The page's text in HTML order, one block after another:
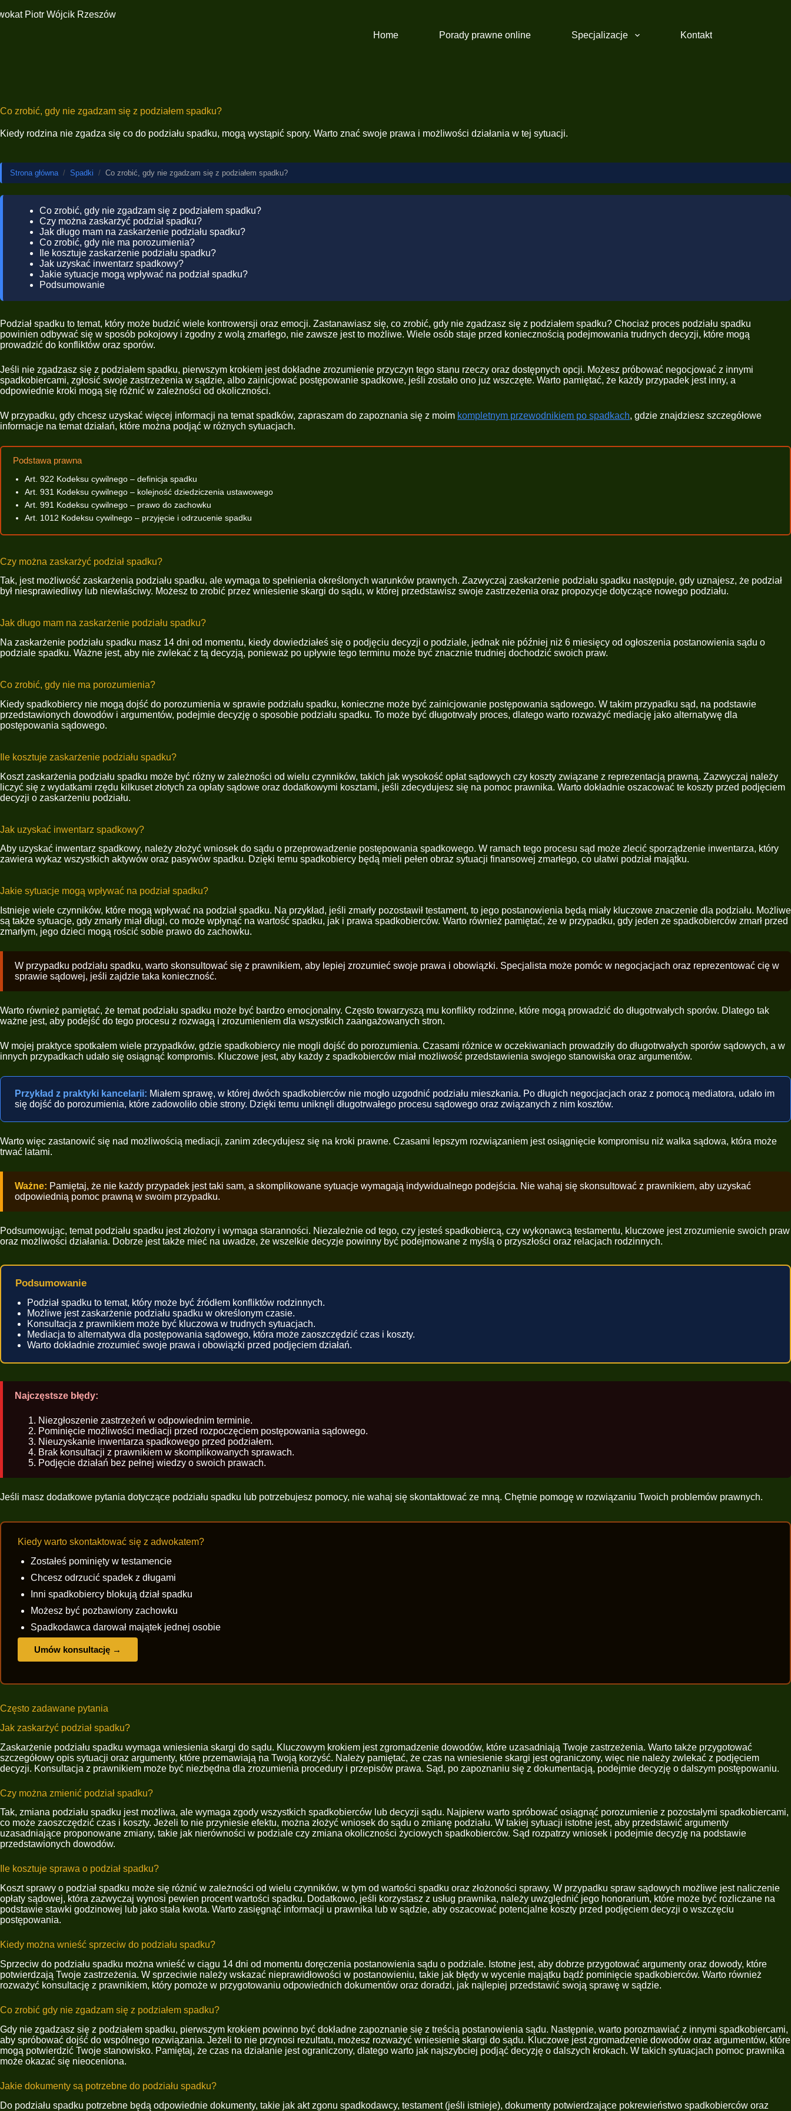
Home Porady prawne online Specjalizacje Kontakt
Co zrobić, gdy nie zgadzam się z podziałem spadku?
Kiedy rodzina nie zgadza się co do podziału spadku, mogą wystąpić spory. Warto znać swoje prawa i możliwości działania w tej sytuacji.
Strona główna / Spadki / Co zrobić, gdy nie zgadzam się z podziałem spadku?
Co zrobić, gdy nie zgadzam się z podziałem spadku?
Czy można zaskarżyć podział spadku?
Jak długo mam na zaskarżenie podziału spadku?
Co zrobić, gdy nie ma porozumienia?
Ile kosztuje zaskarżenie podziału spadku?
Jak uzyskać inwentarz spadkowy?
Jakie sytuacje mogą wpływać na podział spadku?
Podsumowanie
Podział spadku to temat, który może budzić wiele kontrowersji oraz emocji. Zastanawiasz się, co zrobić, gdy nie zgadzasz się z podziałem spadku? Chociaż proces podziału spadku
powinien odbywać się w sposób pokojowy i zgodny z wolą zmarłego, nie zawsze jest to możliwe. Wiele osób staje przed koniecznością podejmowania trudnych decyzji, które mogą
prowadzić do konfliktów oraz sporów.
Jeśli nie zgadzasz się z podziałem spadku, pierwszym krokiem jest dokładne zrozumienie przyczyn tego stanu rzeczy oraz dostępnych opcji. Możesz próbować negocjować z innymi
spadkobiercami, zgłosić swoje zastrzeżenia w sądzie, albo zainicjować postępowanie spadkowe, jeśli zostało ono już wszczęte. Warto pamiętać, że każdy przypadek jest inny, a
odpowiednie kroki mogą się różnić w zależności od okoliczności.
W przypadku, gdy chcesz uzyskać więcej informacji na temat spadków, zapraszam do zapoznania się z moim kompletnym przewodnikiem po spadkach, gdzie znajdziesz szczegółowe
informacje na temat działań, które można podjąć w różnych sytuacjach.
Podstawa prawna
Art. 922 Kodeksu cywilnego – definicja spadku
Art. 931 Kodeksu cywilnego – kolejność dziedziczenia ustawowego
Art. 991 Kodeksu cywilnego – prawo do zachowku
Art. 1012 Kodeksu cywilnego – przyjęcie i odrzucenie spadku
Czy można zaskarżyć podział spadku?
Tak, jest możliwość zaskarżenia podziału spadku, ale wymaga to spełnienia określonych warunków prawnych. Zazwyczaj zaskarżenie podziału spadku następuje, gdy uznajesz, że podział
był niesprawiedliwy lub niewłaściwy. Możesz to zrobić przez wniesienie skargi do sądu, w której przedstawisz swoje zastrzeżenia oraz propozycje dotyczące nowego podziału.
Jak długo mam na zaskarżenie podziału spadku?
Na zaskarżenie podziału spadku masz 14 dni od momentu, kiedy dowiedziałeś się o podjęciu decyzji o podziale, jednak nie później niż 6 miesięcy od ogłoszenia postanowienia sądu o
podziale spadku. Ważne jest, aby nie zwlekać z tą decyzją, ponieważ po upływie tego terminu może być znacznie trudniej dochodzić swoich praw.
Co zrobić, gdy nie ma porozumienia?
Kiedy spadkobiercy nie mogą dojść do porozumienia w sprawie podziału spadku, konieczne może być zainicjowanie postępowania sądowego. W takim przypadku sąd, na podstawie
przedstawionych dowodów i argumentów, podejmie decyzję o sposobie podziału spadku. To może być długotrwały proces, dlatego warto rozważyć mediację jako alternatywę dla
postępowania sądowego.
Ile kosztuje zaskarżenie podziału spadku?
Koszt zaskarżenia podziału spadku może być różny w zależności od wielu czynników, takich jak wysokość opłat sądowych czy koszty związane z reprezentacją prawną. Zazwyczaj należy
liczyć się z wydatkami rzędu kilkuset złotych za opłaty sądowe oraz dodatkowymi kosztami, jeśli zdecydujesz się na pomoc prawnika. Warto dokładnie oszacować te koszty przed podjęciem
decyzji o zaskarżeniu podziału.
Jak uzyskać inwentarz spadkowy?
Aby uzyskać inwentarz spadkowy, należy złożyć wniosek do sądu o przeprowadzenie postępowania spadkowego. W ramach tego procesu sąd może zlecić sporządzenie inwentarza, który
zawiera wykaz wszystkich aktywów oraz pasywów spadku. Dzięki temu spadkobiercy będą mieli pełen obraz sytuacji finansowej zmarłego, co ułatwi podział majątku.
Jakie sytuacje mogą wpływać na podział spadku?
Istnieje wiele czynników, które mogą wpływać na podział spadku. Na przykład, jeśli zmarły pozostawił testament, to jego postanowienia będą miały kluczowe znaczenie dla podziału. Możliwe
są także sytuacje, gdy zmarły miał długi, co może wpłynąć na wartość spadku, jak i prawa spadkobierców. Warto również pamiętać, że w przypadku, gdy jeden ze spadkobierców zmarł przed
zmarłym, jego dzieci mogą rościć sobie prawo do zachowku.
W przypadku podziału spadku, warto skonsultować się z prawnikiem, aby lepiej zrozumieć swoje prawa i obowiązki. Specjalista może pomóc w negocjacjach oraz reprezentować cię w
sprawie sądowej, jeśli zajdzie taka konieczność.
Warto również pamiętać, że temat podziału spadku może być bardzo emocjonalny. Często towarzyszą mu konflikty rodzinne, które mogą prowadzić do długotrwałych sporów. Dlatego tak
ważne jest, aby podejść do tego procesu z rozwagą i zrozumieniem dla wszystkich zaangażowanych stron.
W mojej praktyce spotkałem wiele przypadków, gdzie spadkobiercy nie mogli dojść do porozumienia. Czasami różnice w oczekiwaniach prowadziły do długotrwałych sporów sądowych, a w
innych przypadkach udało się osiągnąć kompromis. Kluczowe jest, aby każdy z spadkobierców miał możliwość przedstawienia swojego stanowiska oraz argumentów.
Przykład z praktyki kancelarii: Miałem sprawę, w której dwóch spadkobierców nie mogło uzgodnić podziału mieszkania. Po długich negocjacjach oraz z pomocą mediatora, udało im
się dojść do porozumienia, które zadowoliło obie strony. Dzięki temu uniknęli długotrwałego procesu sądowego oraz związanych z nim kosztów.
Warto więc zastanowić się nad możliwością mediacji, zanim zdecydujesz się na kroki prawne. Czasami lepszym rozwiązaniem jest osiągnięcie kompromisu niż walka sądowa, która może
trwać latami.
Ważne: Pamiętaj, że nie każdy przypadek jest taki sam, a skomplikowane sytuacje wymagają indywidualnego podejścia. Nie wahaj się skonsultować z prawnikiem, aby uzyskać
odpowiednią pomoc prawną w swoim przypadku.
Podsumowując, temat podziału spadku jest złożony i wymaga staranności. Niezależnie od tego, czy jesteś spadkobiercą, czy wykonawcą testamentu, kluczowe jest zrozumienie swoich praw
oraz możliwości działania. Dobrze jest także mieć na uwadze, że wszelkie decyzje powinny być podejmowane z myślą o przyszłości oraz relacjach rodzinnych.
Podsumowanie
Podział spadku to temat, który może być źródłem konfliktów rodzinnych.
Możliwe jest zaskarżenie podziału spadku w określonym czasie.
Konsultacja z prawnikiem może być kluczowa w trudnych sytuacjach.
Mediacja to alternatywa dla postępowania sądowego, która może zaoszczędzić czas i koszty.
Warto dokładnie zrozumieć swoje prawa i obowiązki przed podjęciem działań.
Najczęstsze błędy:
Niezgłoszenie zastrzeżeń w odpowiednim terminie.
Pominięcie możliwości mediacji przed rozpoczęciem postępowania sądowego.
Nieuzyskanie inwentarza spadkowego przed podziałem.
Brak konsultacji z prawnikiem w skomplikowanych sprawach.
Podjęcie działań bez pełnej wiedzy o swoich prawach.
Jeśli masz dodatkowe pytania dotyczące podziału spadku lub potrzebujesz pomocy, nie wahaj się skontaktować ze mną. Chętnie pomogę w rozwiązaniu Twoich problemów prawnych.
Kiedy warto skontaktować się z adwokatem?
Zostałeś pominięty w testamencie
Chcesz odrzucić spadek z długami
Inni spadkobiercy blokują dział spadku
Możesz być pozbawiony zachowku
Spadkodawca darował majątek jednej osobie
Umów konsultację →
Często zadawane pytania
Jak zaskarżyć podział spadku?
Zaskarżenie podziału spadku wymaga wniesienia skargi do sądu. Kluczowym krokiem jest zgromadzenie dowodów, które uzasadniają Twoje zastrzeżenia. Warto także przygotować
szczegółowy opis sytuacji oraz argumenty, które przemawiają na Twoją korzyść. Należy pamiętać, że czas na wniesienie skargi jest ograniczony, więc nie należy zwlekać z podjęciem
decyzji. Konsultacja z prawnikiem może być niezbędna dla zrozumienia procedury i przepisów prawa. Sąd, po zapoznaniu się z dokumentacją, podejmie decyzję o dalszym postępowaniu.
Czy można zmienić podział spadku?
Tak, zmiana podziału spadku jest możliwa, ale wymaga zgody wszystkich spadkobierców lub decyzji sądu. Najpierw warto spróbować osiągnąć porozumienie z pozostałymi spadkobiercami,
co może zaoszczędzić czas i koszty. Jeżeli to nie przyniesie efektu, można złożyć wniosek do sądu o zmianę podziału. W takiej sytuacji istotne jest, aby przedstawić argumenty
uzasadniające proponowane zmiany, takie jak nierówności w podziale czy zmiana okoliczności życiowych spadkobierców. Sąd rozpatrzy wniosek i podejmie decyzję na podstawie
przedstawionych dowodów.
Ile kosztuje sprawa o podział spadku?
Koszt sprawy o podział spadku może się różnić w zależności od wielu czynników, w tym od wartości spadku oraz złożoności sprawy. W przypadku spraw sądowych możliwe jest naliczenie
opłaty sądowej, która zazwyczaj wynosi pewien procent wartości spadku. Dodatkowo, jeśli korzystasz z usług prawnika, należy uwzględnić jego honorarium, które może być rozliczane na
podstawie stawki godzinowej lub jako stała kwota. Warto zasięgnąć informacji u prawnika lub w sądzie, aby oszacować potencjalne koszty przed podjęciem decyzji o wszczęciu
postępowania.
Kiedy można wnieść sprzeciw do podziału spadku?
Sprzeciw do podziału spadku można wnieść w ciągu 14 dni od momentu doręczenia postanowienia sądu o podziale. Istotne jest, aby dobrze przygotować argumenty oraz dowody, które
potwierdzają Twoje zastrzeżenia. W sprzeciwie należy wskazać nieprawidłowości w postanowieniu, takie jak błędy w wycenie majątku bądź pominięcie spadkobierców. Warto również
rozważyć konsultację z prawnikiem, który pomoże w przygotowaniu odpowiednich dokumentów oraz doradzi, jak najlepiej przedstawić swoją sprawę w sądzie.
Co zrobić gdy nie zgadzam się z podziałem spadku?
Gdy nie zgadzasz się z podziałem spadku, pierwszym krokiem powinno być dokładne zapoznanie się z treścią postanowienia sądu. Następnie, warto porozmawiać z innymi spadkobiercami,
aby spróbować dojść do wspólnego rozwiązania. Jeżeli to nie przynosi rezultatu, możesz rozważyć wniesienie skargi do sądu. Kluczowe jest zgromadzenie dowodów oraz argumentów, które
mogą potwierdzić Twoje stanowisko. Pamiętaj, że czas na działanie jest ograniczony, dlatego warto jak najszybciej podjąć decyzję o dalszych krokach. W takich sytuacjach pomoc prawnika
może okazać się nieoceniona.
Jakie dokumenty są potrzebne do podziału spadku?
Do podziału spadku potrzebne będą odpowiednie dokumenty, takie jak akt zgonu spadkodawcy, testament (jeśli istnieje), dokumenty potwierdzające pokrewieństwo spadkobierców oraz